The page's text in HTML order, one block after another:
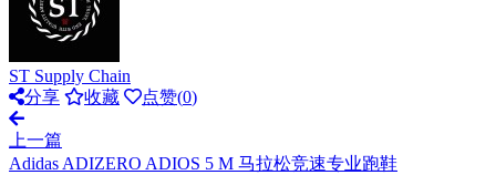
ST Supply Chain
分享
收藏 点赞(0)
上一篇
Adidas ADIZERO ADIOS 5 M 马拉松竞速专业跑鞋